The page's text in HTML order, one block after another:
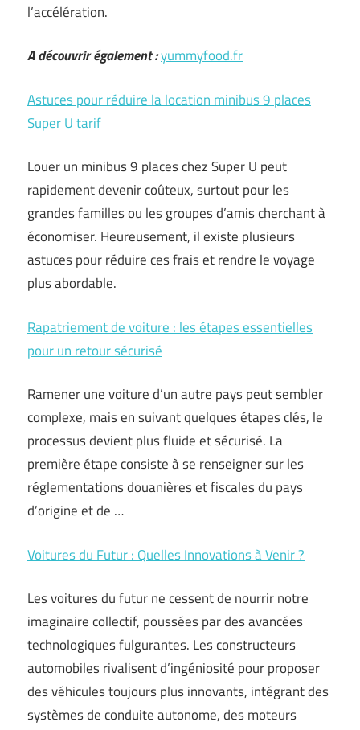
l’accélération.
A découvrir également :yummyfood.fr
Astuces pour réduire la location minibus 9 places
Super U tarif
Louer un minibus 9 places chez Super U peut
rapidement devenir coûteux, surtout pour les
grandes familles ou les groupes d’amis cherchant à
économiser. Heureusement, il existe plusieurs
astuces pour réduire ces frais et rendre le voyage
plus abordable.
Rapatriement de voiture : les étapes essentielles
pour un retour sécurisé
Ramener une voiture d’un autre pays peut sembler
complexe, mais en suivant quelques étapes clés, le
processus devient plus fluide et sécurisé. La
première étape consiste à se renseigner sur les
réglementations douanières et fiscales du pays
d’origine et de …
Voitures du Futur : Quelles Innovations à Venir ?
Les voitures du futur ne cessent de nourrir notre
imaginaire collectif, poussées par des avancées
technologiques fulgurantes. Les constructeurs
automobiles rivalisent d’ingéniosité pour proposer
des véhicules toujours plus innovants, intégrant des
systèmes de conduite autonome, des moteurs